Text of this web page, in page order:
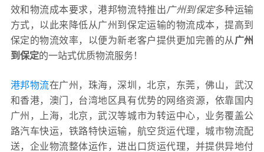
效和物流成本要求，港邦物流特推出广州到保定多种运输
方式，以此来降低从广州到保定运输的物流成本，提高到
保定的物流效率，以便为新老客户提供更加完善的从 广州
到保定的一站式优质物流服务！
港邦物流在广州，珠海，深圳，北京，东莞，佛山，武汉
和香港，澳门，台湾地区具有优势的网络资源，依靠国内
广州，上海，北京，武汉等城市为转运中心，业务覆盖公
路汽车快运，铁路特快运输，航空货运代理，城市物流配
送，企业物流整体运作，进出口货运代理，并提供异地付